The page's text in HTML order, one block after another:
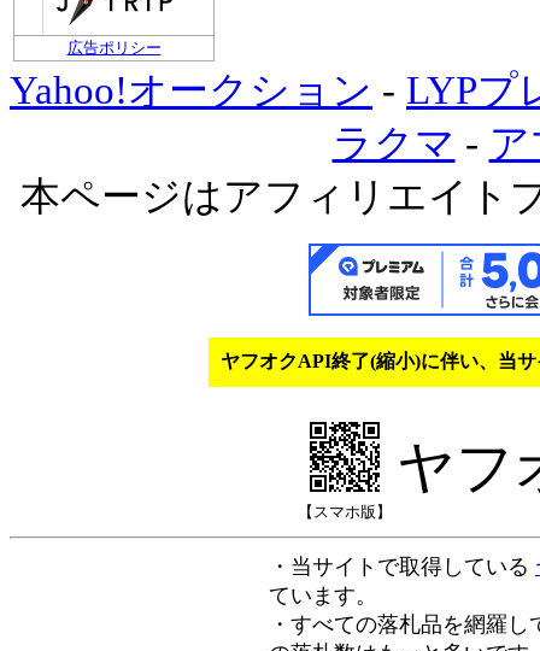
広告ポリシー
Yahoo!オークション - LYPプ
ラクマ -
本ページはアフィリエイト
ヤフオクAPI終了(縮小)に伴い、当
【スマホ版】
ヤフ
・当サイトで取得している
ています。
・すべての落札品を網羅